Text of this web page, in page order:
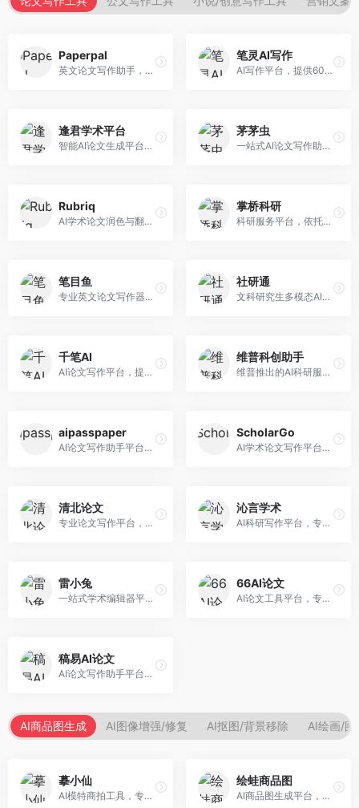
Paperpal
英文论文写作助手，专注于学术英语润色。面向需要发表国际期刊的研究者，提供语法检查、学术表达优化、格式规范等服务，英语表达地道专业。
笔灵AI写作
AI写作平台，提供600+写作模板。面向学生、职场人士和内容创作者，支持论文、公文、营销文案等多种文体，模板丰富，一键生成，写作效率大幅提升。
逢君学术平台
智能AI论文生成平台，支持查重检测。面向高校学生和研究人员，提供论文选题、内容生成、查重修改等一站式服务，学术写作流程完整。
茅茅虫
一站式AI论文写作助手，覆盖学术写作全场景。面向高校学生和科研人员，提供开题报告、文献综述、论文正文等写作服务，支持多学科多类型论文，操作简便。
Rubriq
AI学术论文润色与翻译平台。面向国际期刊投稿者，提供论文润色、翻译、格式调整等服务，支持多语言，学术表达专业规范。
掌桥科研
科研服务平台，依托3亿+真实文献数据库。面向学术研究者和学生，提供文献检索、论文写作、科研数据分析等服务，文献资源丰富，学术支持专业。
笔目鱼
专业英文论文写作器，支持学术论文全流程。面向留学生和国际期刊投稿者，提供英文论文撰写、润色、格式调整等服务，学术英语表达规范。
社研通
文科研究生多模态AI学术写作平台。面向文科研究生和社科研究者，提供文献综述、理论分析、定性研究辅助等服务，文科研究方法论支持完善。
千笔AI
AI论文写作平台，提供无限改稿服务。面向高校学生和学术研究者，支持论文选题、大纲生成、内容撰写、查重修改等全流程服务，改稿次数不限，服务质量有保障。
维普科创助手
维普推出的AI科研服务平台，整合学术资源与智能写作。面向科研人员和高校师生，提供文献检索、论文写作、查重检测等一站式服务，学术资源权威可靠。
aipasspaper
AI论文写作助手平台，提供智能化的学术写作支持。面向大学生和研究人员，支持多种学科论文生成，提供参考文献管理和格式规范服务，写作效率高。
ScholarGo
AI学术论文写作平台，专注于理工科领域的逻辑构建。面向理工科研究生和科研工作者，提供公式编辑、数据分析、论文结构优化等服务，理工科写作逻辑严谨。
清北论文
专业论文写作平台，依托高校学术资源。面向本科生和研究生，提供论文指导、写作辅助、查重检测等服务，学术规范性强，适合追求高质量论文的用户。
沁言学术
AI科研写作平台，专注于学术研究辅助。面向研究生和科研工作者，提供文献分析、研究方法指导、论文撰写等服务，学术资源丰富，研究支持全面。
雷小兔
一站式学术编辑器平台，覆盖论文写作全流程。面向高校学生和科研人员，提供选题分析、文献检索、论文生成、查重降重等服务，操作流程清晰，学术写作效率显著提升。
66AI论文
AI论文工具平台，专注于高质量低查重论文生成。面向大学生和研究生，提供论文写作、降重修改等服务，生成内容原创度高，查重率低。
稿易AI论文
AI论文写作助手平台，提供智能化学术写作支持。面向高校学生，支持多种论文类型生成，提供参考文献管理和格式规范服务，操作流程简单。
AI商品图生成 AI图像增强/修复 AI抠图/背景移除 AI绘画/图
摹小仙
AI模特商拍工具，专注于服装电商。面向服装电商卖家，提供虚拟模特试穿、商品展示图生成等服务，模特形象多样，拍摄成本低。
绘蛙商品图
AI商品图生成平台，支持模特换装和场景生成。面向电商卖家，提供商品上身效果展示、场景化商品图生成等服务，电商营销效果显著。